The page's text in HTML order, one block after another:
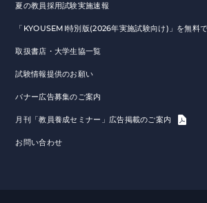
夏の教員採用試験実施速報
「KYOUSEMI特別版(2026年実施試験向け)」を無料
取扱書店・大学生協一覧
試験情報提供のお願い
バナー広告募集のご案内
月刊「教員養成セミナー」広告掲載のご案内
お問い合わせ